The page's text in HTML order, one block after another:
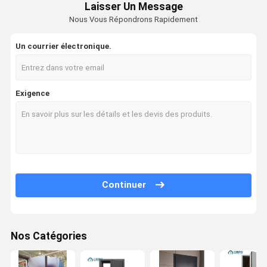
Laisser Un Message
Nous Vous Répondrons Rapidement
Un courrier électronique.
Exigence
Continuer
Nos Catégories